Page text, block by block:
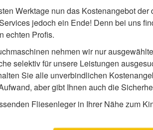
Werktage nun das Kostenangebot
jedoch ein Ende! Denn bei uns
echten Profis.
nehmen wir nur
selektiv für unsere Leistungen
Sie alle unverbindlichen
aber gibt Ihnen auch die
Fliesenleger in Ihrer Nähe zum